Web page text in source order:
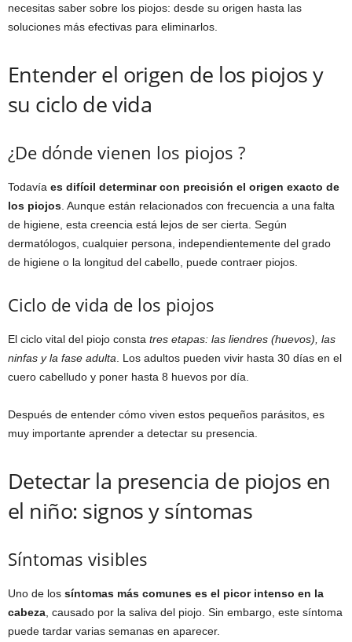
necesitas saber sobre los piojos: desde su origen hasta las
soluciones más efectivas para eliminarlos.
Entender el origen de los piojos y
su ciclo de vida
¿De dónde vienen los piojos ?
Todavía es difícil determinar con precisión el origen exacto de
los piojos . Aunque están relacionados con frecuencia a una falta
de higiene, esta creencia está lejos de ser cierta. Según
dermatólogos, cualquier persona, independientemente del grado
de higiene o la longitud del cabello, puede contraer piojos.
Ciclo de vida de los piojos
El ciclo vital del piojo consta tres etapas: las liendres (huevos), las
ninfas y la fase adulta . Los adultos pueden vivir hasta 30 días en el
cuero cabelludo y poner hasta 8 huevos por día.
Después de entender cómo viven estos pequeños parásitos, es
muy importante aprender a detectar su presencia.
Detectar la presencia de piojos en
el niño: signos y síntomas
Síntomas visibles
Uno de los síntomas más comunes es el picor intenso en la
cabeza , causado por la saliva del piojo. Sin embargo, este síntoma
puede tardar varias semanas en aparecer.